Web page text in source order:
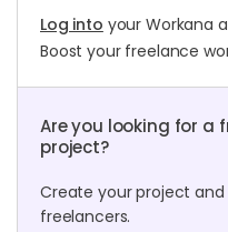
Log into your Workana
Boost your freelance
Are you looking for a
project?
Create your project
freelancers.